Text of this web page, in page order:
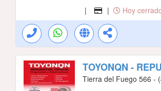
|
| Hoy
TOYONQN -
Tierra del Fuego 566 -